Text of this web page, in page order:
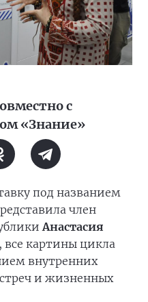
с
«Знание»
под названием
член
Анастасия
все картины цикла
внутренних
и жизненных